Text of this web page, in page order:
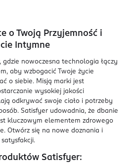
o Twoją Przyjemność i
Intymne
gdzie nowoczesna technologia łączy
aby wzbogacić Twoje życie
o siebie. Misją marki jest
wysokiej jakości
odkrywać swoje ciało i potrzeby
Satisfyer udowadnia, że dbanie
kluczowym elementem zdrowego
Otwórz się na nowe doznania i
Satisfyer: